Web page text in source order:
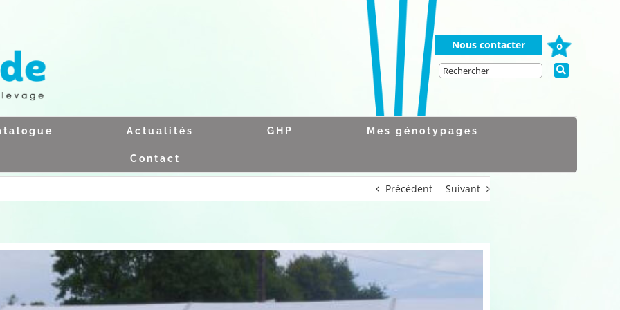
Nous contacter
0
Actualités GHP Mes génotypages
Contact
Précédent Suivant